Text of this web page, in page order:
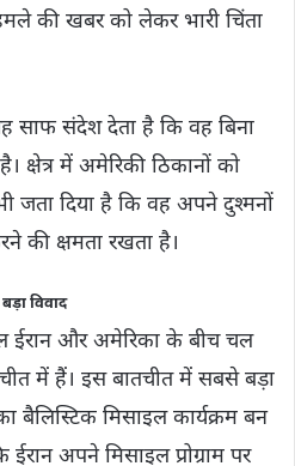
की खबर को लेकर भारी चिंता
साफ संदेश देता है कि वह बिना
क्षेत्र में अमेरिकी ठिकानों को
जता दिया है कि वह अपने दुश्मनों
की क्षमता रखता है।
विवाद
ईरान और अमेरिका के बीच चल
में हैं। इस बातचीत में सबसे बड़ा
बैलिस्टिक मिसाइल कार्यक्रम बन
अपने मिसाइल प्रोग्राम पर